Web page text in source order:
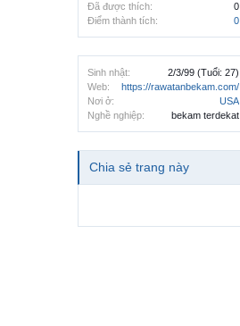
Đã được thích:
0
Điểm thành tích:
0
Sinh nhật: 2/3/99 (Tuổi: 27)
Web:
https://rawatanbekam.com/
Nơi ở:
USA
Nghề nghiệp:
bekam terdekat
Chia sẻ trang này